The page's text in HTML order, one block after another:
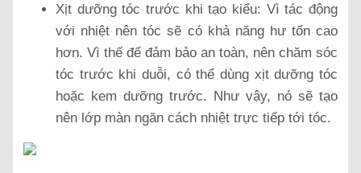
Xịt dưỡng tóc trước khi tạo kiểu: Vì tác động
với nhiệt nên tóc sẽ có khả năng hư tổn cao
hơn. Vì thế để đảm bảo an toàn, nên chăm sóc
tóc trước khi duỗi, có thể dùng xịt dưỡng tóc
hoặc kem dưỡng trước. Như vậy, nó sẽ tạo
nên lớp màn ngăn cách nhiệt trực tiếp tới tóc.